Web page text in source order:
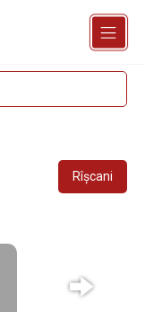
Rîșcani